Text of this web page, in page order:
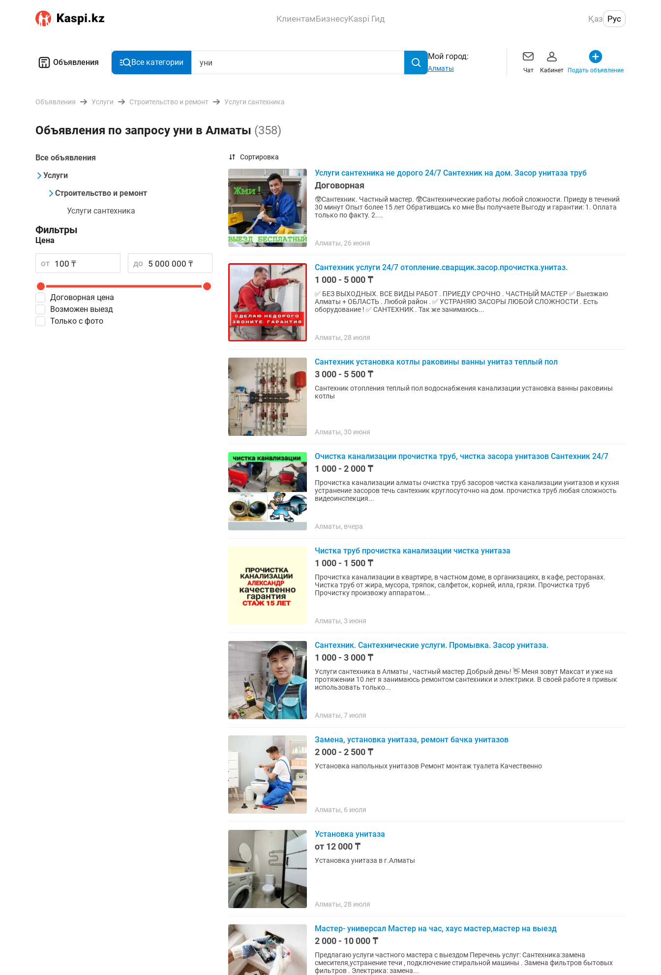
КлиентамБизнесуKaspi Гид Қаз Рус
Объявления Все категории
Мой город:
Алматы Чат Кабинет Подать объявление
Объявления Услуги Строительство и ремонт Услуги сантехника
Объявления по запросу уни в Алматы (358)
Все объявления
Услуги
Строительство и ремонт
Услуги сантехника
Фильтры
Цена
от до
Договорная цена
Возможен выезд
Только с фото
Сортировка
Услуги сантехника не дорого 24/7 Сантехник на дом. Засор унитаза труб
Договорная
🥸Сантехник. Частный мастер. 🥸Сантехнические работы любой сложности. Приеду в течений
30 минут Опыт более 15 лет Обратившись ко мне Вы получаете Выгоду и гарантии: 1. Оплата
только по факту. 2....
Алматы, 26 июня
Сантехник услуги 24/7 отопление.сварщик.засор.прочистка.унитаз.
1 000 - 5 000 ₸
✅ БEЗ BЫХOДНЫX. BСЕ ВИДЫ РАБOТ . ПPИЕДУ CРОЧHO . ЧACTHЫЙ MACTЕР ✅ Выeзжaю
Алматы + ОБЛАCТЬ . Любoй рaйон . ✅ УСТPAHЯЮ ЗACOРЫ ЛЮБОЙ СЛOЖНOСТИ . Ecть
оборудoвaние ! ✅ CAНTЕXНИК . Taк жe занимaюcь...
Алматы, 28 июля
Сантехник установка котлы раковины ванны унитаз теплый пол
3 000 - 5 500 ₸
Сантехник отопления теплый пол водоснабжения канализации установка ванны раковины
котлы
Алматы, 30 июня
Очистка канализации прочистка труб, чистка засора унитазов Сантехник 24/7
1 000 - 2 000 ₸
Прочистка канализации алматы очистка труб засоров чистка канализации унитазов и кухня
устранение засоров течь сантехник круглосуточно на дом. прочистка труб любая сложность
видеоинспекция...
Алматы, вчера
Чистка труб прочистка канализации чистка унитаза
1 000 - 1 500 ₸
Прочистка канализации в квартире, в частном доме, в организациях, в кафе, ресторанах.
Чистка труб от жира, мусора, тряпок, салфеток, корней, илла, грязи. Прочистка труб
Прочистку произвожу аппаратом...
Алматы, 3 июня
Сантехник. Сантехнические услуги. Промывка. Засор унитаза.
1 000 - 3 000 ₸
Услуги сантехника в Алматы , частный мастер Добрый день! 👋 Меня зовут Максат и уже на
протяжении 10 лет я занимаюсь ремонтом сантехники и электрики. В своей работе я привык
использовать только...
Алматы, 7 июля
Замена, установка унитаза, ремонт бачка унитазов
2 000 - 2 500 ₸
Установка напольных унитазов Ремонт монтаж туалета Качественно
Алматы, 6 июля
Установка унитаза
от 12 000 ₸
Установка унитаза в г.Алматы
Алматы, 28 июля
Мастер- универсал Мастер на час, хаус мастер,мастер на выезд
2 000 - 10 000 ₸
Предлагаю услуги частного мастера с выездом Перечень услуг: Сантехника:замена
смесителя,устранение течи , подключение стиральной машины . Замена фильтров бытовых
фильтров . Электрика: замена...